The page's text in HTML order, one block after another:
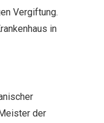
Vergiftung.
in
der